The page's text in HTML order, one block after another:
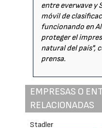
entre everwave y
móvil de
funcionando en
proteger el
natural del país",
prensa.
EMPRESAS O
RELACIONADAS
Stadler